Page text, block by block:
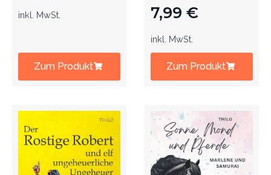
inkl. MwSt.
Zum Produkt
7,99 €
inkl. MwSt.
Zum Produkt